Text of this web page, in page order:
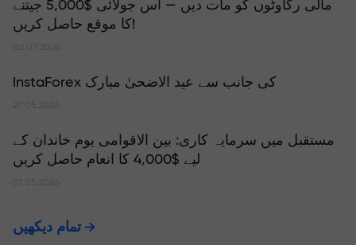
مالی رکاوٹوں کو مات دیں — اس جولائی $5,000 جیتنے
کا موقع حاصل کریں!
02.07.2026
InstaForex کی جانب سے عید الاضحیٰ مبارک
27.05.2026
مستقبل میں سرمایہ کاری: بین الاقوامی یوم خاندان کے
لیے $4,000 کا انعام حاصل کریں
01.05.2026
تمام دیکھیں